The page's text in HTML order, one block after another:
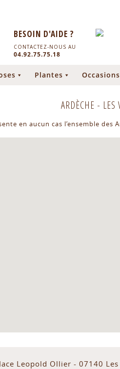
BESOIN D'AIDE ?
CONTACTEZ-NOUS AU
04.92.75.75.18
Plantes Occasions
ARDÈCHE - LES
en aucun cas l’ensemble des
Leopold Ollier - 07140 Les